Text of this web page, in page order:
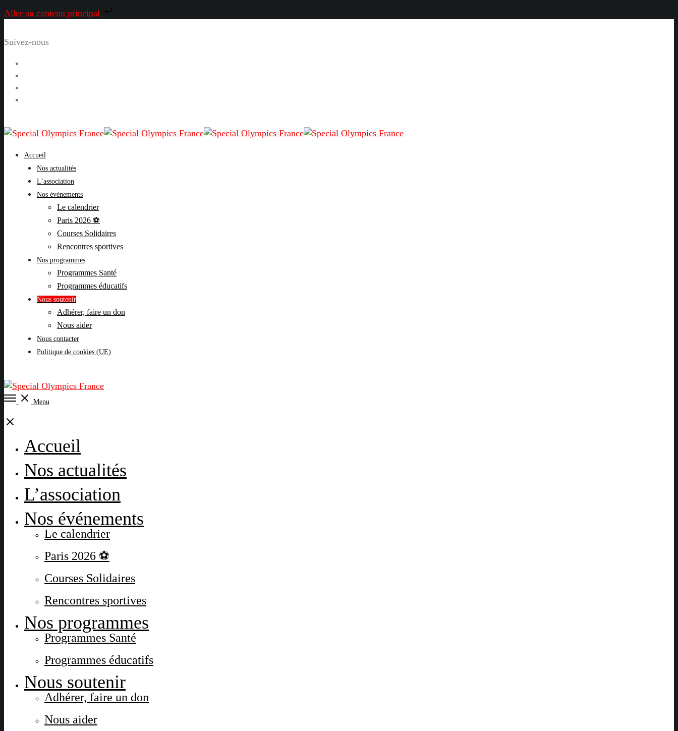
Aller au contenu principal
Suivez-nous
Accueil
Nos actualités
L’association
Nos événements
Le calendrier
Paris 2026 ⚽
Courses Solidaires
Rencontres sportives
Nos programmes
Programmes Santé
Programmes éducatifs
Nous soutenir
Adhérer, faire un don
Nous aider
Nous contacter
Politique de cookies (UE)
Open
Menu
Close
Accueil
Nos actualités
L’association
Nos événements
Le calendrier
Paris 2026 ⚽
Courses Solidaires
Rencontres sportives
Nos programmes
Programmes Santé
Programmes éducatifs
Nous soutenir
Adhérer, faire un don
Nous aider